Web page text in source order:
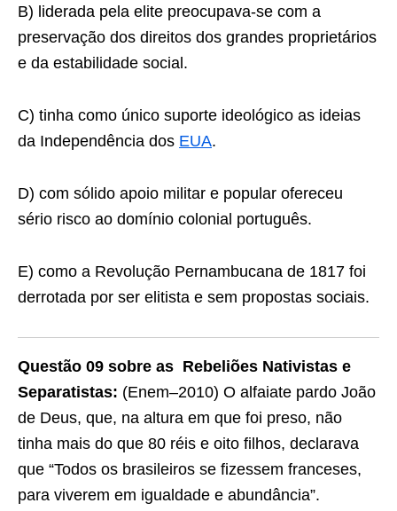
B) liderada pela elite preocupava-se com a
preservação dos direitos dos grandes proprietários
e da estabilidade social.
C) tinha como único suporte ideológico as ideias
da Independência dos EUA.
D) com sólido apoio militar e popular ofereceu
sério risco ao domínio colonial português.
E) como a Revolução Pernambucana de 1817 foi
derrotada por ser elitista e sem propostas sociais.
Questão 09 sobre as Rebeliões Nativistas e
Separatistas: (Enem–2010) O alfaiate pardo João
de Deus, que, na altura em que foi preso, não
tinha mais do que 80 réis e oito filhos, declarava
que “Todos os brasileiros se fizessem franceses,
para viverem em igualdade e abundância”.